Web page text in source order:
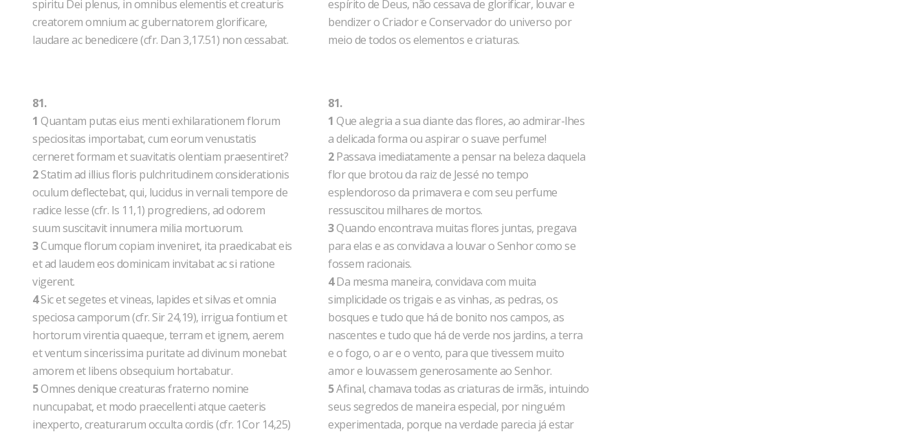
spiritu Dei plenus, in omnibus elementis et creaturis
creatorem omnium ac gubernatorem glorificare,
laudare ac benedicere (cfr. Dan 3,17.51) non cessabat.
81.
1 Quantam putas eius menti exhilarationem florum
speciositas importabat, cum eorum venustatis
cerneret formam et suavitatis olentiam praesentiret?
2Statim ad illius floris pulchritudinem considerationis
oculum deflectebat, qui, lucidus in vernali tempore de
radice Iesse (cfr. Is 11,1) progrediens, ad odorem
suum suscitavit innumera milia mortuorum.
3Cumque florum copiam inveniret, ita praedicabat eis
et ad laudem eos dominicam invitabat ac si ratione
vigerent.
4Sic et segetes et vineas, lapides et silvas et omnia
speciosa camporum (cfr. Sir 24,19), irrigua fontium et
hortorum virentia quaeque, terram et ignem, aerem
et ventum sincerissima puritate ad divinum monebat
amorem et libens obsequium hortabatur.
5Omnes denique creaturas fraterno nomine
nuncupabat, et modo praecellenti atque caeteris
inexperto, creaturarum occulta cordis (cfr. 1Cor 14,25)
espírito de Deus, não cessava de glorificar, louvar e
bendizer o Criador e Conservador do universo por
meio de todos os elementos e criaturas.
81.
1 Que alegria a sua diante das flores, ao admirar-lhes
a delicada forma ou aspirar o suave perfume!
2Passava imediatamente a pensar na beleza daquela
flor que brotou da raiz de Jessé no tempo
esplendoroso da primavera e com seu perfume
ressuscitou milhares de mortos.
3Quando encontrava muitas flores juntas, pregava
para elas e as convidava a louvar o Senhor como se
fossem racionais.
4Da mesma maneira, convidava com muita
simplicidade os trigais e as vinhas, as pedras, os
bosques e tudo que há de bonito nos campos, as
nascentes e tudo que há de verde nos jardins, a terra
e o fogo, o ar e o vento, para que tivessem muito
amor e louvassem generosamente ao Senhor.
5Afinal, chamava todas as criaturas de irmãs, intuindo
seus segredos de maneira especial, por ninguém
experimentada, porque na verdade parecia já estar